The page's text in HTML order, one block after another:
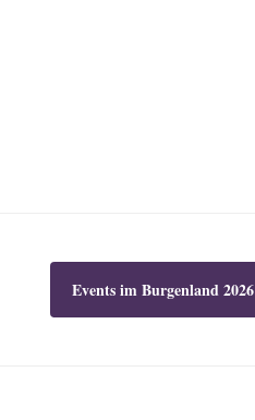
Events im Burgenland 2026